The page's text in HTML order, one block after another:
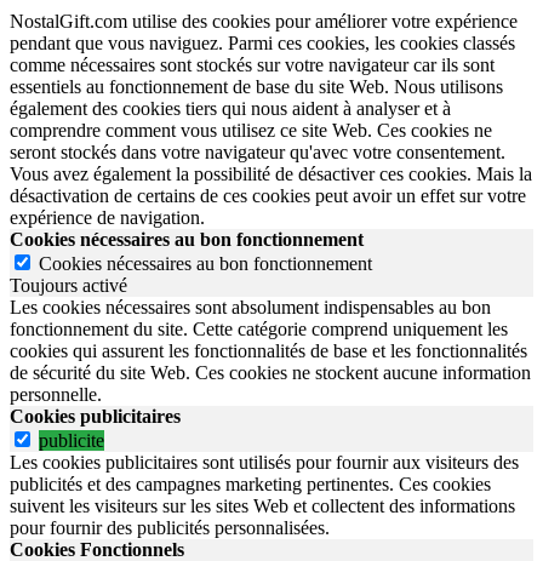
NostalGift.com utilise des cookies pour améliorer votre expérience
pendant que vous naviguez. Parmi ces cookies, les cookies classés
comme nécessaires sont stockés sur votre navigateur car ils sont
essentiels au fonctionnement de base du site Web. Nous utilisons
également des cookies tiers qui nous aident à analyser et à
comprendre comment vous utilisez ce site Web. Ces cookies ne
seront stockés dans votre navigateur qu'avec votre consentement.
Vous avez également la possibilité de désactiver ces cookies. Mais la
désactivation de certains de ces cookies peut avoir un effet sur votre
expérience de navigation.
Cookies nécessaires au bon fonctionnement
Cookies nécessaires au bon fonctionnement
Toujours activé
Les cookies nécessaires sont absolument indispensables au bon
fonctionnement du site. Cette catégorie comprend uniquement les
cookies qui assurent les fonctionnalités de base et les fonctionnalités
de sécurité du site Web. Ces cookies ne stockent aucune information
personnelle.
Cookies publicitaires
publicite
Les cookies publicitaires sont utilisés pour fournir aux visiteurs des
publicités et des campagnes marketing pertinentes. Ces cookies
suivent les visiteurs sur les sites Web et collectent des informations
pour fournir des publicités personnalisées.
Cookies Fonctionnels